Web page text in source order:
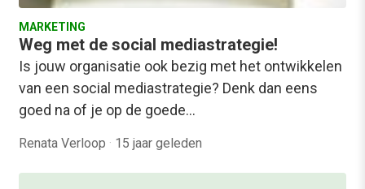
MARKETING
Weg met de social mediastrategie!
Is jouw organisatie ook bezig met het ontwikkelen
van een social mediastrategie? Denk dan eens
goed na of je op de goede…
Renata Verloop · 15 jaar geleden